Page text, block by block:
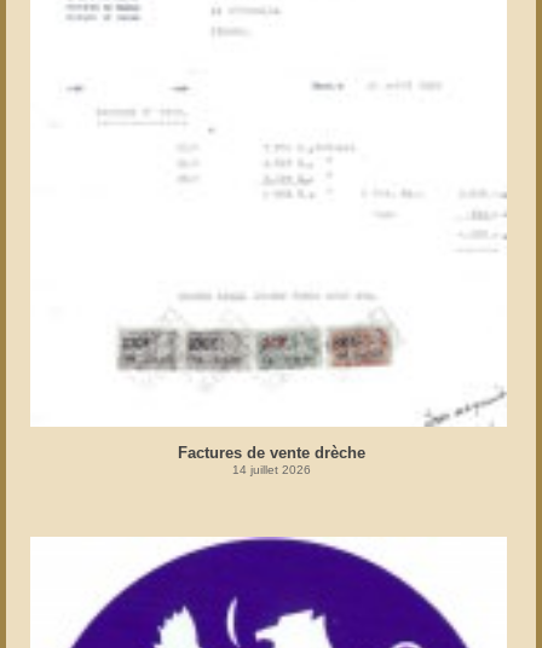
Factures de vente drèche
14 juillet 2026